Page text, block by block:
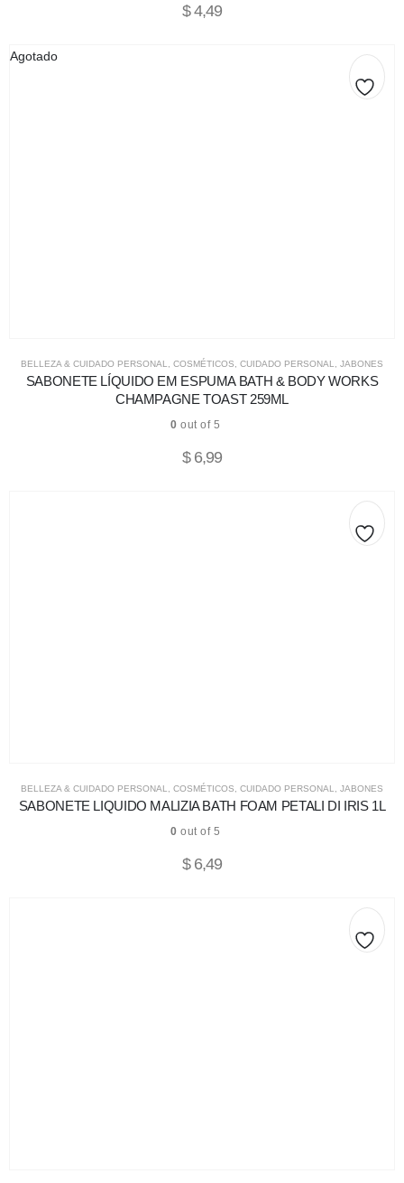
$4,49
Agotado
BELLEZA & CUIDADO PERSONAL COSMÉTICOS CUIDADO PERSONAL JABONES
SABONETE LÍQUIDO EM ESPUMA BATH & BODY WORKS
CHAMPAGNE TOAST 259ML
0 out of 5
$6,99
BELLEZA & CUIDADO PERSONAL COSMÉTICOS CUIDADO PERSONAL JABONES
SABONETE LIQUIDO MALIZIA BATH FOAM PETALI DI IRIS 1L
0 out of 5
$6,49